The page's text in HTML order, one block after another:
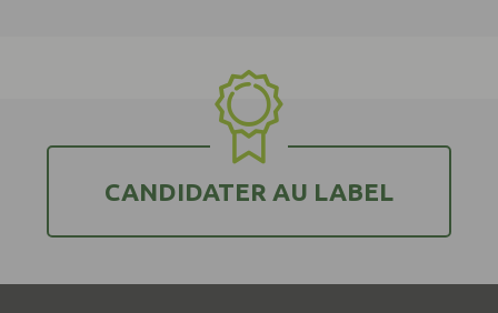
CANDIDATER AU LABEL